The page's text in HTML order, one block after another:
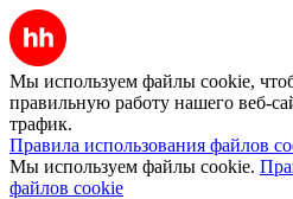
Мы используем файлы cookie,
правильную работу нашего веб-
трафик.
Правила использования файлов
Мы используем файлы cookie.
файлов cookie